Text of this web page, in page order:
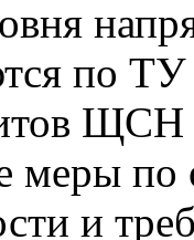
по ТУ
ЩСН
меры по
и